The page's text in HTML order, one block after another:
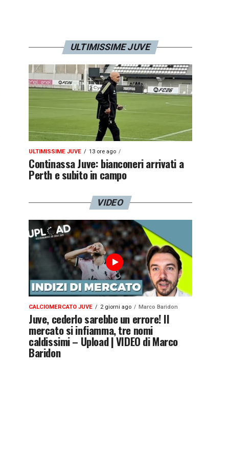
ULTIMISSIME JUVE
ULTIMISSIME JUVE 13 ore ago
Continassa Juve: bianconeri arrivati a
Perth e subito in campo
VIDEO
CALCIOMERCATO JUVE 2 giorni ago Marco Baridon
Juve, cederlo sarebbe un errore! Il
mercato si infiamma, tre nomi
caldissimi – Upload | VIDEO di Marco
Baridon